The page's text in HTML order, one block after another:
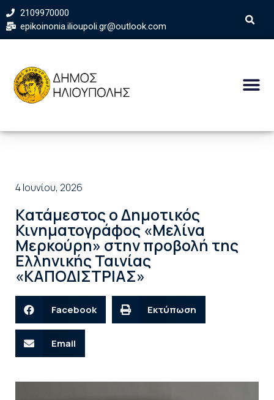
2109970000
epikoinonia.ilioupoli.gr@outlook.com
4 Ιουνίου, 2026
Kατάμεστος ο Δημοτικός
Κινηματογράφος «Μελίνα
Μερκούρη» στην προβολή της
Ελληνικής Ταινίας
«ΚΑΠΟΔΙΣΤΡΙΑΣ»
Facebook Εκτύπωση
Email